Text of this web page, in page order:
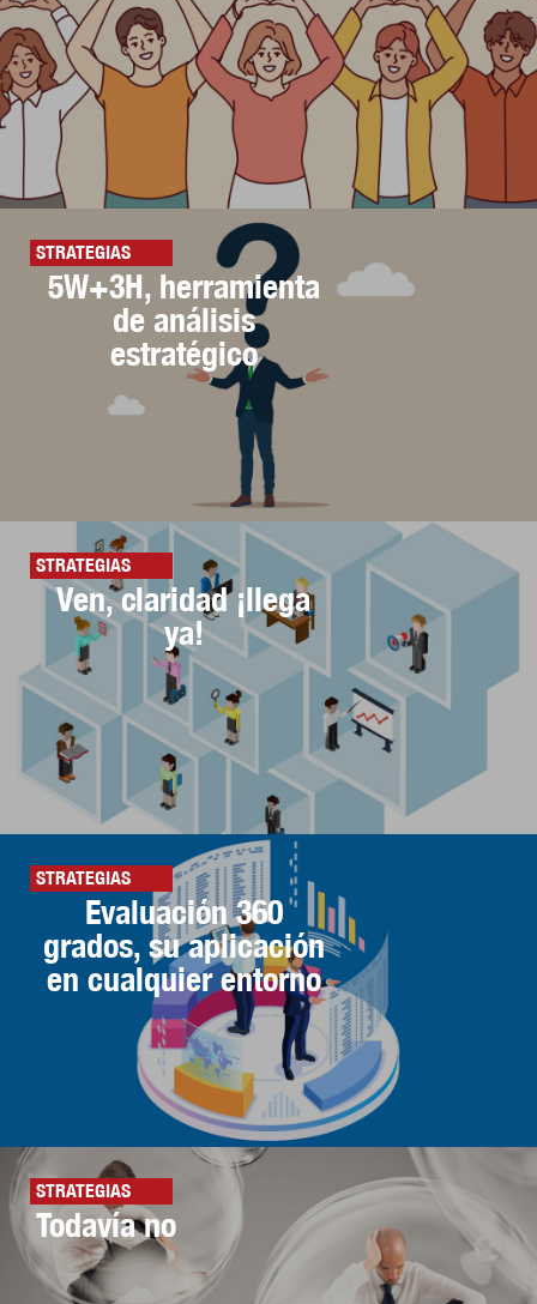
STRATEGIAS
5W+3H, herramienta
de análisis
estratégico
STRATEGIAS
Ven, claridad ¡llega
ya!
STRATEGIAS
Evaluación 360
grados, su aplicación
en cualquier entorno
STRATEGIAS
Todavía no